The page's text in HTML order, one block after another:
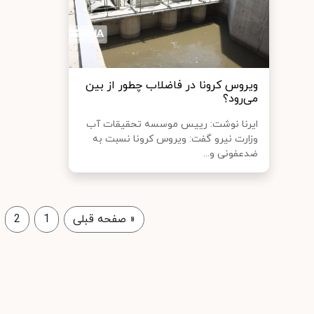
ویروس کرونا در فاضلاب چطور از بین
می‌رود؟
ایرنا نوشت: رییس موسسه تحقیقات آب
وزارت نیرو گفت: ویروس کرونا نسبت به
ضدعفونی و...
« صفحه قبلی 1
2